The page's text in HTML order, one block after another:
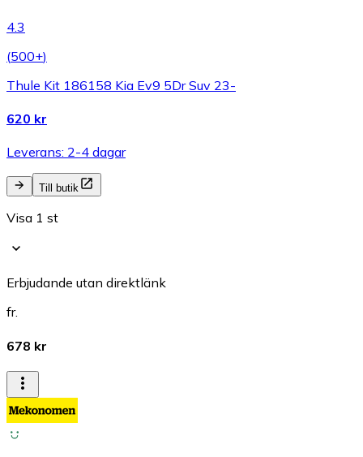
4.3
(500+)
Thule Kit 186158 Kia Ev9 5Dr Suv 23-
620 kr
Leverans: 2-4 dagar
Till butik
Visa 1 st
Erbjudande utan direktlänk
fr.
678 kr